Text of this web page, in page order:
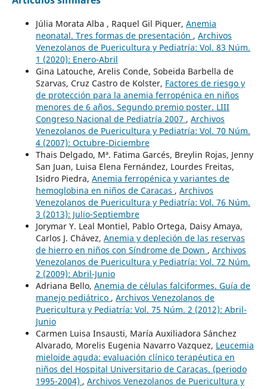
Júlia Morata Alba , Raquel Gil Piquer, Anemia
neonatal. Tres formas de presentación , Archivos
Venezolanos de Puericultura y Pediatría: Vol. 83 Núm.
1 (2020): Enero-Abril
Gina Latouche, Arelis Conde, Sobeida Barbella de
Szarvas, Cruz Castro de Kolster, Factores de riesgo y
de protección para la anemia ferropénica en niños
menores de 6 años. Segundo premio poster. LIII
Congreso Nacional de Pediatría 2007 , Archivos
Venezolanos de Puericultura y Pediatría: Vol. 70 Núm.
4 (2007): Octubre-Diciembre
Thais Delgado, Mª. Fatima Garcés, Breylin Rojas, Jenny
San Juan, Luisa Elena Fernández, Lourdes Freitas,
Isidro Piedra, Anemia ferropénica y variantes de
hemoglobina en niños de Caracas , Archivos
Venezolanos de Puericultura y Pediatría: Vol. 76 Núm.
3 (2013): Julio-Septiembre
Jorymar Y. Leal Montiel, Pablo Ortega, Daisy Amaya,
Carlos J. Chávez, Anemia y depleción de las reservas
de hierro en niños con Síndrome de Down , Archivos
Venezolanos de Puericultura y Pediatría: Vol. 72 Núm.
2 (2009): Abril-Junio
Adriana Bello, Anemia de células falciformes. Guía de
manejo pediátrico , Archivos Venezolanos de
Puericultura y Pediatría: Vol. 75 Núm. 2 (2012): Abril-
Junio
Carmen Luisa Insausti, María Auxiliadora Sánchez
Alvarado, Morelis Eugenia Navarro Vazquez, Leucemia
mieloide aguda: evaluación clínico terapéutica en
niños del Hospital Universitario de Caracas. (periodo
1995-2004) , Archivos Venezolanos de Puericultura y